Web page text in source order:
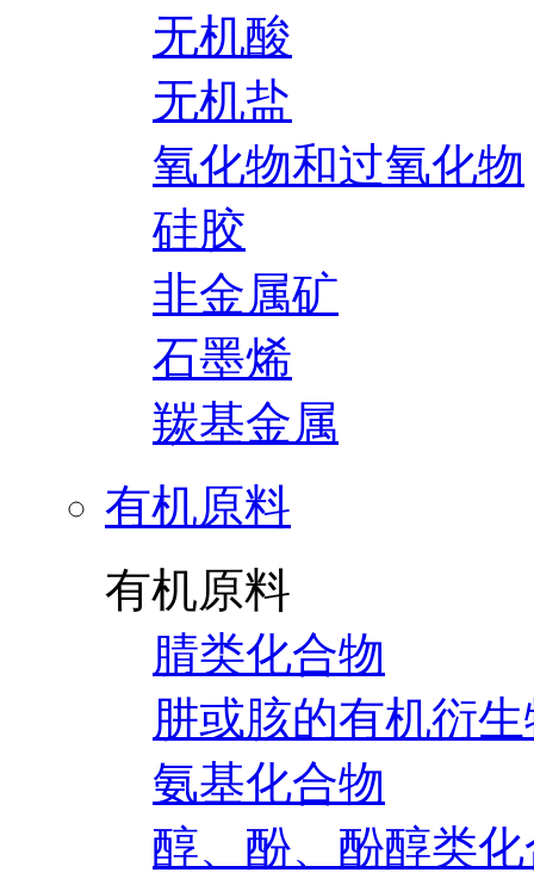
无机酸
无机盐
氧化物和过氧化物
硅胶
非金属矿
石墨烯
羰基金属
有机原料
有机原料
腈类化合物
肼或胲的有机衍
氨基化合物
醇、酚、酚醇类